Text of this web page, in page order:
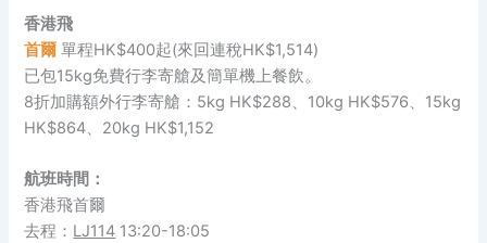
香港飛
首爾 單程HK$400起(來回連稅HK$1,514)
已包15kg免費行李寄艙及簡單機上餐飲。
8折加購額外行李寄艙：5kg HK$288、10kg HK$576、15kg
HK$864、20kg HK$1,152
航班時間：
香港飛首爾
去程： LJ114 13:20-18:05